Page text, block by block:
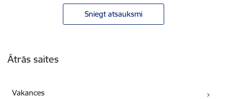
Sniegt atsauksmi
Ātrās saites
Vakances